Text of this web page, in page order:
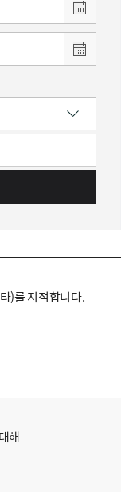
)를 지적합니다.
해